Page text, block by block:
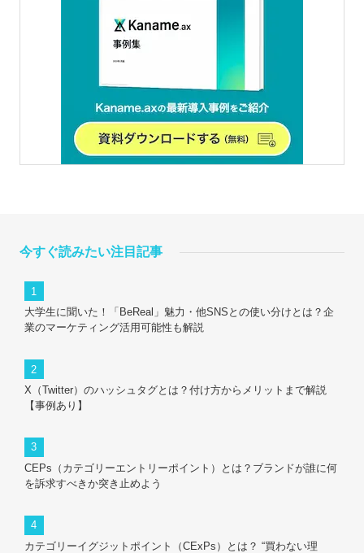
今すぐ読みたい注目記事
大学生に聞いた！「BeReal」魅力・他SNSとの使い分けとは？企
業のマーケティング活用可能性も解説
X（Twitter）のハッシュタグとは？付け方からメリットまで解説
【事例あり】
CEPs（カテゴリーエントリーポイント）とは？ブランドが誰に何
を訴求すべきか突き止めよう
カテゴリーイグジットポイント（CExPs）とは？ “買わない理